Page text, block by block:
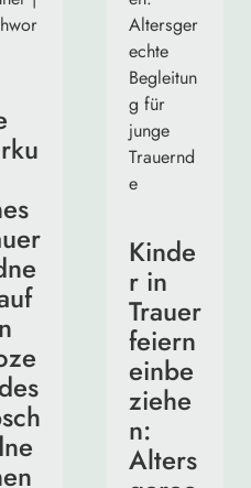
Kinde
r in
Trauer
feiern
einbe
ziehe
n:
Alters